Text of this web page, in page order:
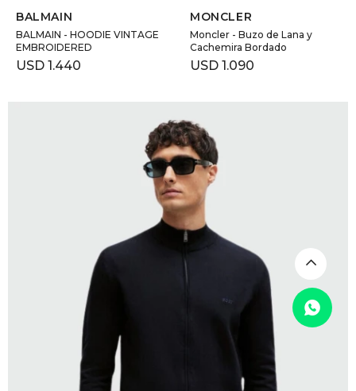
BALMAIN
BALMAIN - HOODIE VINTAGE
EMBROIDERED
USD 1.440
MONCLER
Moncler - Buzo de Lana y
Cachemira Bordado
USD 1.090